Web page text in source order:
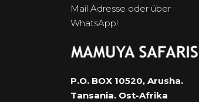
Mail Adresse oder über
WhatsApp!
P.O. BOX 10520, Arusha.
Tansania. Ost-Afrika